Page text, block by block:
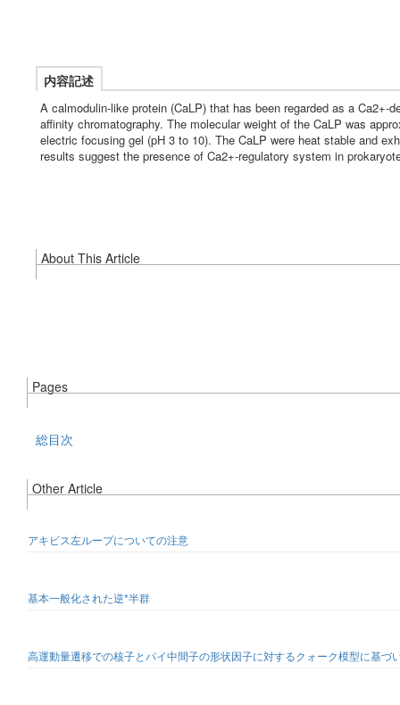
内容記述
A calmodulin-like protein (CaLP) that has been regarded as a
affinity chromatography. The molecular weight of the CaLP was
electric focusing gel (pH 3 to 10). The CaLP were heat stable and
results suggest the presence of Ca2+-regulatory system in
About This Article
Pages
総目次
Other Article
アキビス左ループについての注意
基本一般化された逆*半群
高運動量遷移での核子とパイ中間子の形状因子に対するクォーク模型に基づ